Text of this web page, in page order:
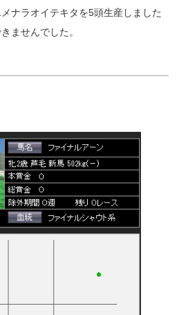
ナラオイテキタを5頭生産しました
ませんでした。